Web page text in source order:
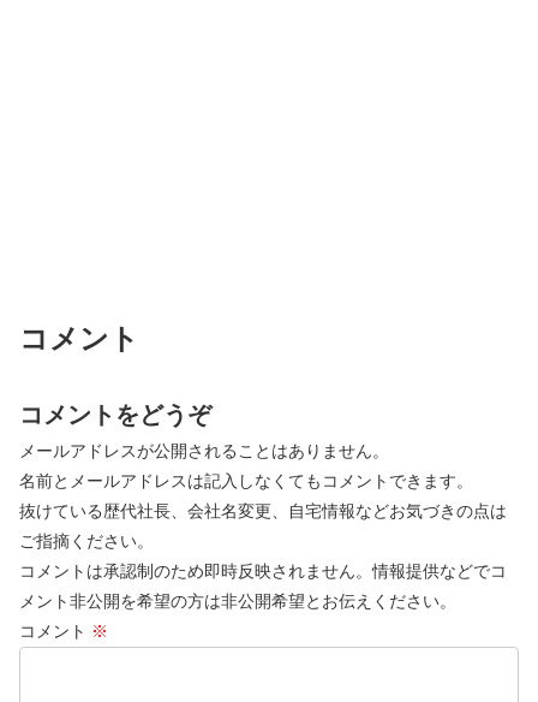
コメント
コメントをどうぞ
メールアドレスが公開されることはありません。
名前とメールアドレスは記入しなくてもコメントできます。
抜けている歴代社長、会社名変更、自宅情報などお気づきの点は
ご指摘ください。
コメントは承認制のため即時反映されません。情報提供などでコ
メント非公開を希望の方は非公開希望とお伝えください。
コメント ※